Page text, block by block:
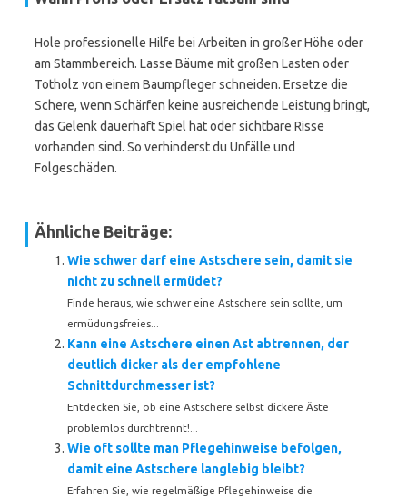
Hole professionelle Hilfe bei Arbeiten in großer Höhe oder
am Stammbereich. Lasse Bäume mit großen Lasten oder
Totholz von einem Baumpfleger schneiden. Ersetze die
Schere, wenn Schärfen keine ausreichende Leistung bringt,
das Gelenk dauerhaft Spiel hat oder sichtbare Risse
vorhanden sind. So verhinderst du Unfälle und
Folgeschäden.
Ähnliche Beiträge:
Wie schwer darf eine Astschere sein, damit sie
nicht zu schnell ermüdet?
Finde heraus, wie schwer eine Astschere sein sollte, um
ermüdungsfreies...
Kann eine Astschere einen Ast abtrennen, der
deutlich dicker als der empfohlene
Schnittdurchmesser ist?
Entdecken Sie, ob eine Astschere selbst dickere Äste
problemlos durchtrennt!...
Wie oft sollte man Pflegehinweise befolgen,
damit eine Astschere langlebig bleibt?
Erfahren Sie, wie regelmäßige Pflegehinweise die